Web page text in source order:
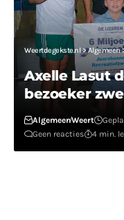
Weertdegekste.nl>Algemeen
Axelle Lasut
bezoeker
AlgemeenWeert
Geen reacties
4 min.